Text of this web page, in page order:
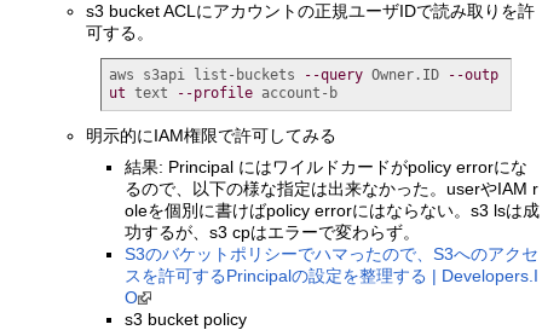
s3 bucket ACLにアカウントの正規ユーザIDで読み取りを許
可する。
aws s3api list-buckets --query Owner.ID
--outp
ut text --profile account-b
明示的にIAM権限で許可してみる
結果: Principal にはワイルドカードがpolicy errorにな
るので、以下の様な指定は出来なかった。userやIAM r
oleを個別に書けばpolicy errorにはならない。s3 lsは成
功するが、s3 cpはエラーで変わらず。
S3のバケットポリシーでハマったので、S3へのアクセ
スを許可するPrincipalの設定を整理する | Developers.I
O
s3 bucket policy